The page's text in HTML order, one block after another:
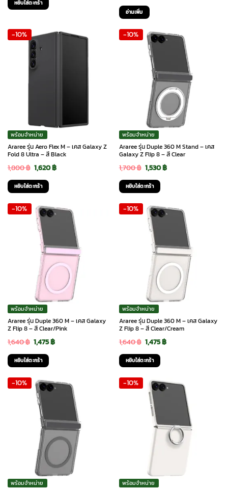
was:
หยิบใส่ตะกร้า
price
was:
1,800 ฿.1,620 ฿.
อ่านเพิ่ม
-10%
พร้อมจำหน่าย
Araree รุ่น Aero Flex M – เคส Galaxy Z
Fold 8 Ultra – สี Black
1,800฿ Original
price
was:
1,800 ฿.
1,620฿Current
1,620 ฿.
หยิบใส่ตะกร้า
-10%
พร้อมจำหน่าย
Araree รุ่น Duple 360 M Stand – เคส
Galaxy Z Flip 8 – สี Clear
1,700฿ Original
price
was:
1,700 ฿.
1,530฿Current
1,530 ฿.
หยิบใส่ตะกร้า
-10%
พร้อมจำหน่าย
Araree รุ่น Duple 360 M – เคส Galaxy
Z Flip 8 – สี Clear/Pink
1,640฿ Original
price
was:
1,640 ฿.
1,475฿Current
1,475 ฿.
หยิบใส่ตะกร้า
-10%
พร้อมจำหน่าย
Araree รุ่น Duple 360 M – เคส Galaxy
Z Flip 8 – สี Clear/Cream
1,640฿ Original
price
was:
1,640 ฿.
1,475฿Current
1,475 ฿.
หยิบใส่ตะกร้า
-10%
พร้อมจำหน่าย
-10%
พร้อมจำหน่าย